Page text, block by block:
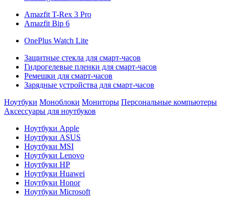
Amazfit T-Rex 3 Pro
Amazfit Bip 6
OnePlus Watch Lite
Защитные стекла для смарт-часов
Гидрогелевые пленки для смарт-часов
Ремешки для смарт-часов
Зарядные устройства для смарт-часов
Ноутбуки Моноблоки Мониторы Персональные компьютеры
Аксессуары для ноутбуков
Ноутбуки Apple
Ноутбуки ASUS
Ноутбуки MSI
Ноутбуки Lenovo
Ноутбуки HP
Ноутбуки Huawei
Ноутбуки Honor
Ноутбуки Microsoft